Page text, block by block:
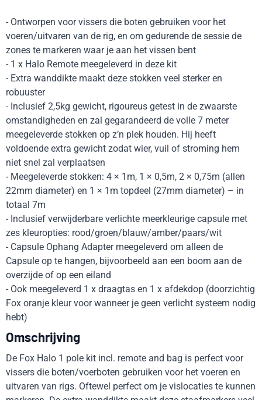
- Ontworpen voor vissers die boten gebruiken voor het
voeren/uitvaren van de rig, en om gedurende de sessie de
zones te markeren waar je aan het vissen bent
- 1 x Halo Remote meegeleverd in deze kit
- Extra wanddikte maakt deze stokken veel sterker en
robuuster
- Inclusief 2,5kg gewicht, rigoureus getest in de zwaarste
omstandigheden en zal gegarandeerd de volle 7 meter
meegeleverde stokken op z’n plek houden. Hij heeft
voldoende extra gewicht zodat wier, vuil of stroming hem
niet snel zal verplaatsen
- Meegeleverde stokken: 4 × 1m, 1 × 0,5m, 2 × 0,75m (allen
22mm diameter) en 1 × 1m topdeel (27mm diameter) – in
totaal 7m
- Inclusief verwijderbare verlichte meerkleurige capsule met
zes kleuropties: rood/groen/blauw/amber/paars/wit
- Capsule Ophang Adapter meegeleverd om alleen de
Capsule op te hangen, bijvoorbeeld aan een boom aan de
overzijde of op een eiland
- Ook meegeleverd 1 x draagtas en 1 x afdekdop (doorzichtig
Fox oranje kleur voor wanneer je geen verlicht systeem nodig
hebt)
Omschrijving
De Fox Halo 1 pole kit incl. remote and bag is perfect voor
vissers die boten/voerboten gebruiken voor het voeren en
uitvaren van rigs. Oftewel perfect om je vislocaties te kunnen